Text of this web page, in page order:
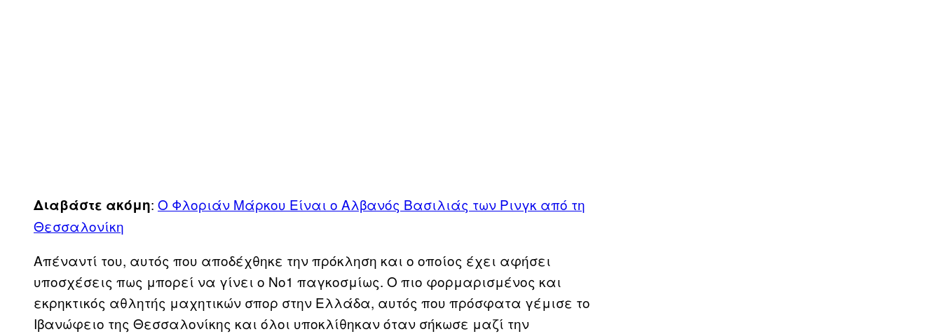
Διαβάστε ακόμη: Ο Φλοριάν Μάρκου Eίναι ο Αλβανός Βασιλιάς των Ρινγκ από τη
Θεσσαλονίκη
Απέναντί του, αυτός που αποδέχθηκε την πρόκληση και ο οποίος έχει αφήσει
υποσχέσεις πως μπορεί να γίνει ο Νο1 παγκοσμίως. Ο πιο φορμαρισμένος και
εκρηκτικός αθλητής μαχητικών σπορ στην Ελλάδα, αυτός που πρόσφατα γέμισε το
Ιβανώφειο της Θεσσαλονίκης και όλοι υποκλίθηκαν όταν σήκωσε μαζί την